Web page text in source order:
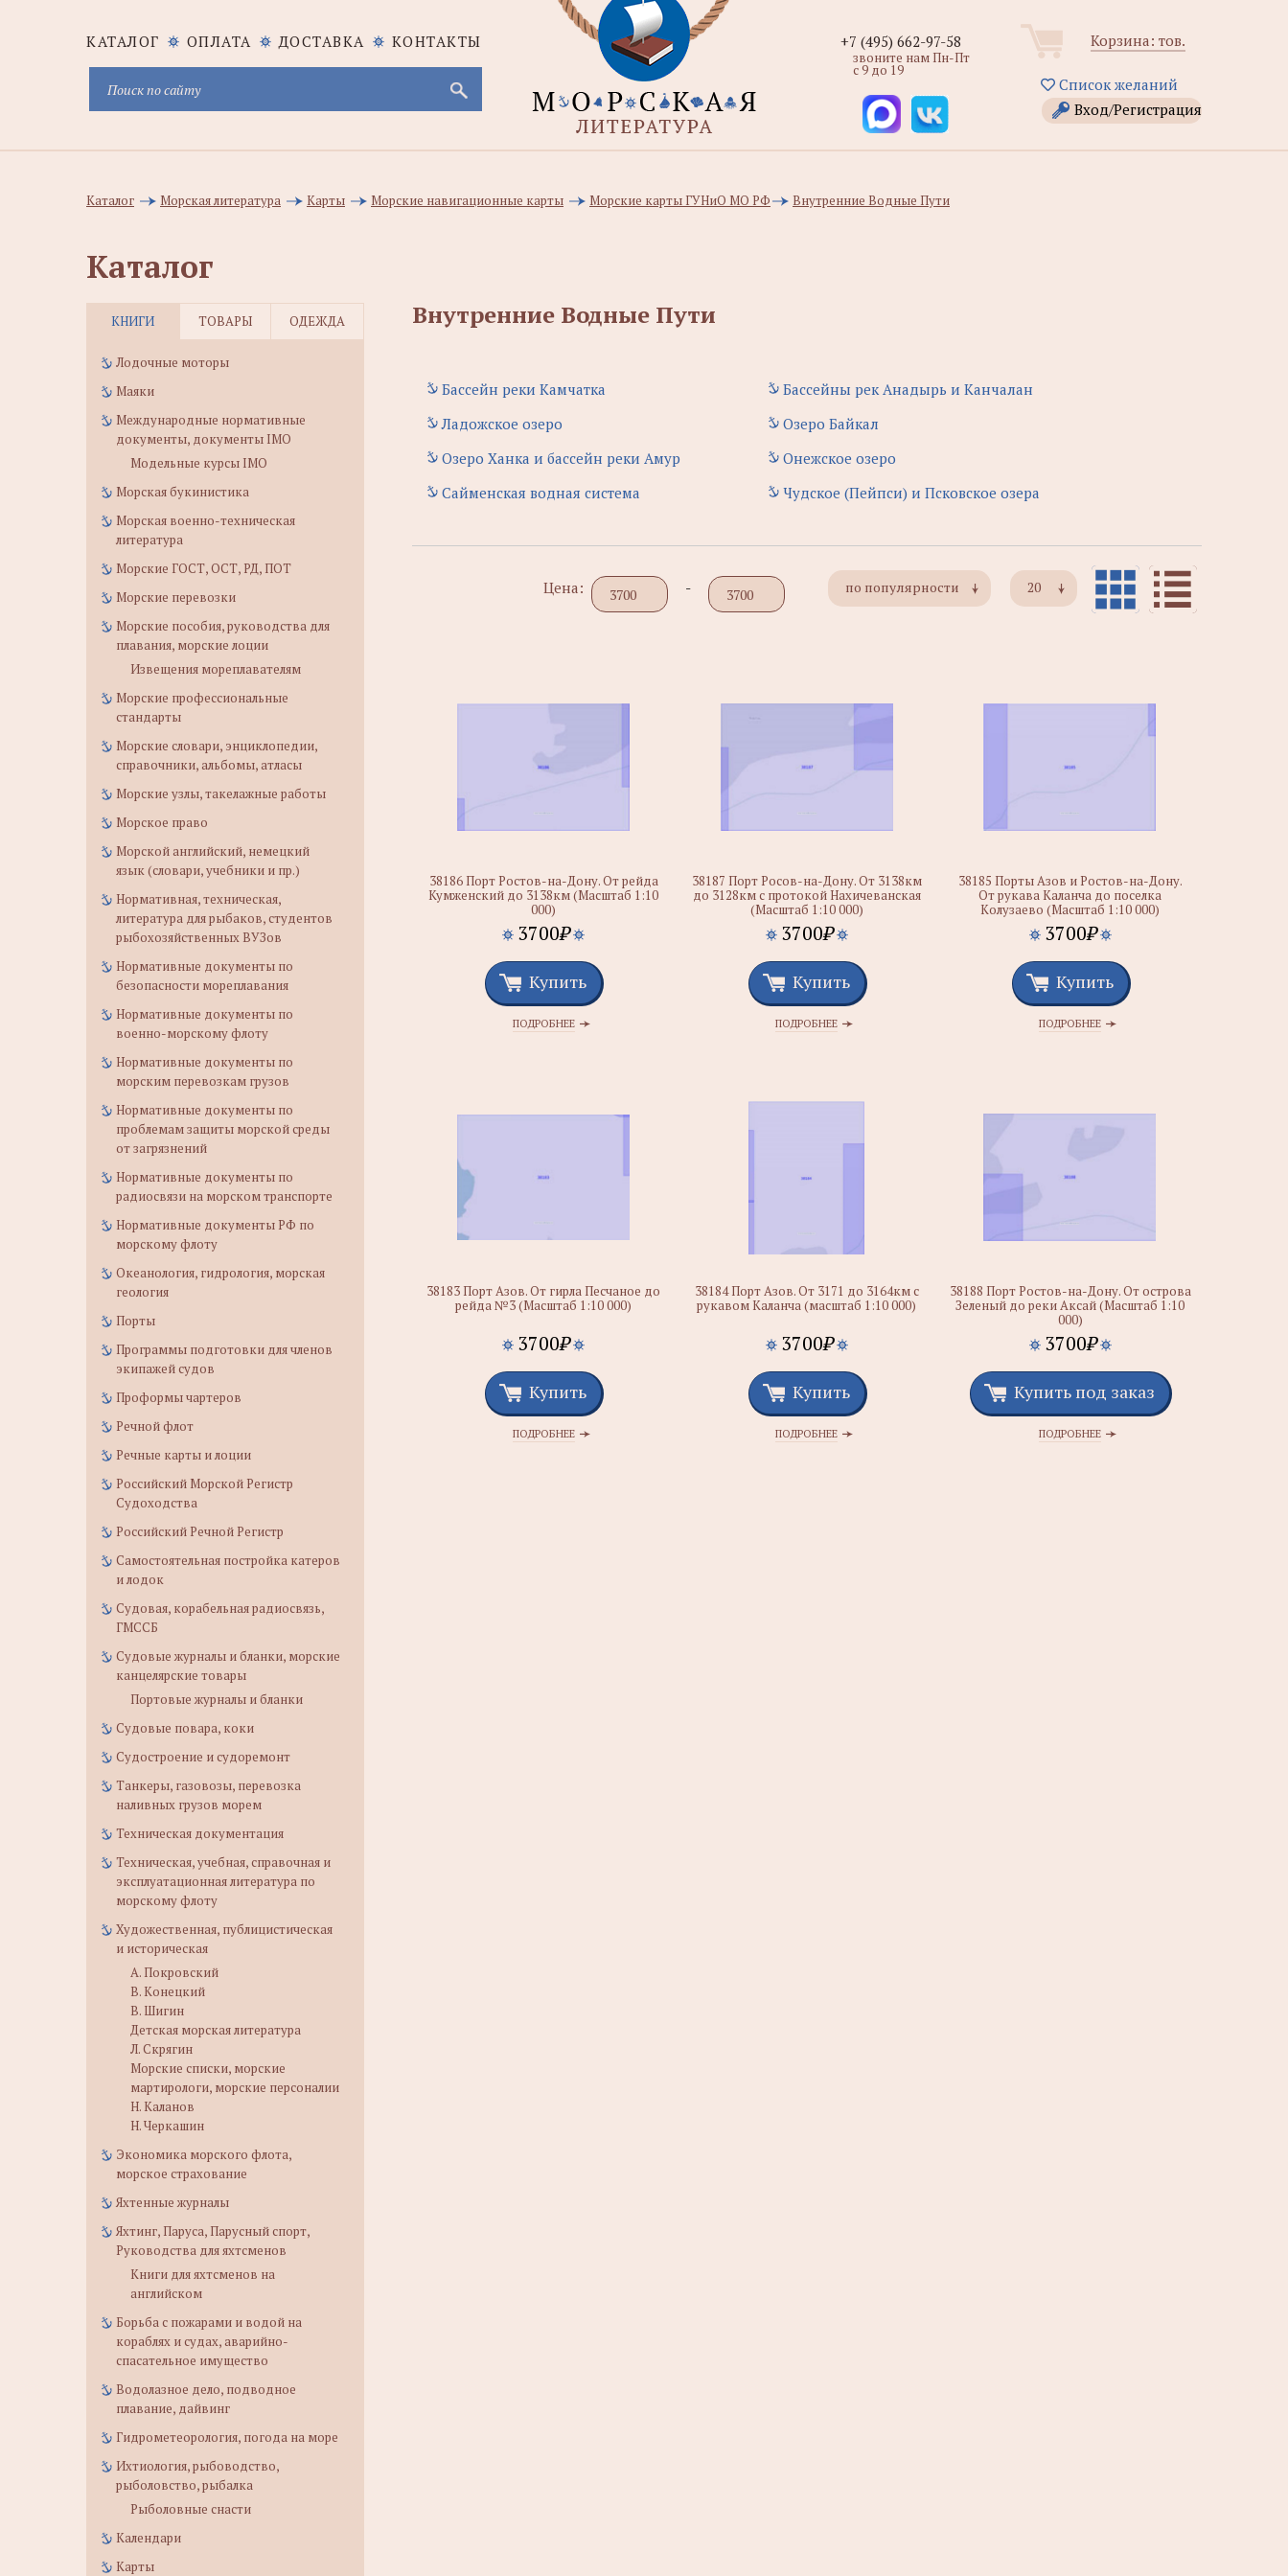
КАТАЛОГ ОПЛАТА ДОСТАВКА КОНТАКТЫ Корзина: тов.
Список желаний
Вход/Регистрация
+7 (495) 662-97-58
звоните нам Пн-Пт
с 9 до 19
Каталог Морская литература Карты Морские навигационные карты Морские карты ГУНиО МО РФ Внутренние Водные Пути
Каталог
КНИГИ ТОВАРЫ ОДЕЖДА
Лодочные моторы
Маяки
Международные нормативные
документы, документы IMO
Модельные курсы IMO
Морская букинистика
Морская военно-техническая
литература
Морские ГОСТ, ОСТ, РД, ПОТ
Морские перевозки
Морские пособия, руководства для
плавания, морские лоции
Извещения мореплавателям
Морские профессиональные
стандарты
Морские словари, энциклопедии,
справочники, альбомы, атласы
Морские узлы, такелажные работы
Морское право
Морской английский, немецкий
язык (словари, учебники и пр.)
Нормативная, техническая,
литература для рыбаков, студентов
рыбохозяйственных ВУЗов
Нормативные документы по
безопасности мореплавания
Нормативные документы по
военно-морскому флоту
Нормативные документы по
морским перевозкам грузов
Нормативные документы по
проблемам защиты морской среды
от загрязнений
Нормативные документы по
радиосвязи на морском транспорте
Нормативные документы РФ по
морскому флоту
Океанология, гидрология, морская
геология
Порты
Программы подготовки для членов
экипажей судов
Проформы чартеров
Речной флот
Речные карты и лоции
Российский Морской Регистр
Судоходства
Российский Речной Регистр
Самостоятельная постройка катеров
и лодок
Судовая, корабельная радиосвязь,
ГМССБ
Судовые журналы и бланки, морские
канцелярские товары
Портовые журналы и бланки
Судовые повара, коки
Судостроение и судоремонт
Танкеры, газовозы, перевозка
наливных грузов морем
Техническая документация
Техническая, учебная, справочная и
эксплуатационная литература по
морскому флоту
Художественная, публицистическая
и историческая
А. Покровский
В. Конецкий
В. Шигин
Детская морская литература
Л. Скрягин
Морские списки, морские
мартирологи, морские персоналии
Н. Каланов
Н. Черкашин
Экономика морского флота,
морское страхование
Яхтенные журналы
Яхтинг, Паруса, Парусный спорт,
Руководства для яхтсменов
Книги для яхтсменов на
английском
Борьба с пожарами и водой на
кораблях и судах, аварийно-
спасательное имущество
Водолазное дело, подводное
плавание, дайвинг
Гидрометеорология, погода на море
Ихтиология, рыбоводство,
рыболовство, рыбалка
Рыболовные снасти
Календари
Карты
Внутренние Водные Пути
Бассейн реки Камчатка
Бассейны рек Анадырь и Канчалан
Ладожское озеро
Озеро Байкал
Озеро Ханка и бассейн реки Амур
Онежское озеро
Сайменская водная система
Чудское (Пейпси) и Псковское озера
20
по популярности
Цена: -
38186 Порт Ростов-на-Дону. От рейда
Кумженский до 3138км (Масштаб 1:10
000)
3700₽
Купить
ПОДРОБНЕЕ
38187 Порт Росов-на-Дону. От 3138км
до 3128км с протокой Нахичеванская
(Масштаб 1:10 000)
3700₽
Купить
ПОДРОБНЕЕ
38185 Порты Азов и Ростов-на-Дону.
От рукава Каланча до поселка
Колузаево (Масштаб 1:10 000)
3700₽
Купить
ПОДРОБНЕЕ
38183 Порт Азов. От гирла Песчаное до
рейда №3 (Масштаб 1:10 000)
3700₽
Купить
ПОДРОБНЕЕ
38184 Порт Азов. От 3171 до 3164км с
рукавом Каланча (масштаб 1:10 000)
3700₽
Купить
ПОДРОБНЕЕ
38188 Порт Ростов-на-Дону. От острова
Зеленый до реки Аксай (Масштаб 1:10
000)
3700₽
Купить под заказ
ПОДРОБНЕЕ